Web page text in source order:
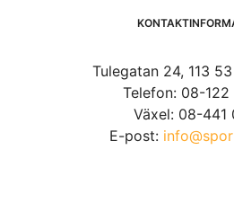
Tulegatan 24, 113
Telefon: 08-122
Växel: 08-441
E-post: